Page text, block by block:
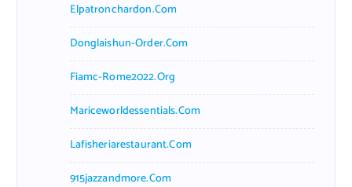
Elpatronchardon.com
Donglaishun-Order.com
Fiamc-Rome2022.org
Mariceworldessentials.com
Lafisheriarestaurant.com
915jazzandmore.com